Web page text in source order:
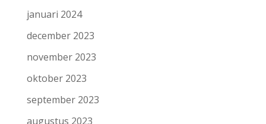
januari 2024
december 2023
november 2023
oktober 2023
september 2023
augustus 2023